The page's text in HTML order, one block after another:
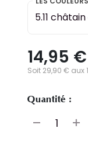
5.11
14,95 €
Soit 29,90 € aux
Quantité :